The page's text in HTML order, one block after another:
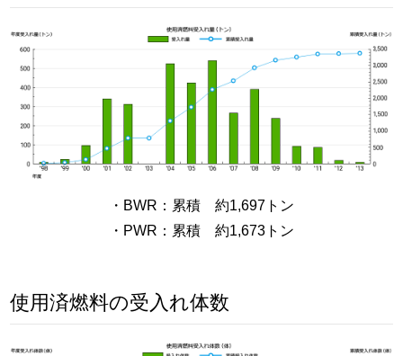
・BWR：累積 約1,697トン
・PWR：累積 約1,673トン
使用済燃料の受入れ体数